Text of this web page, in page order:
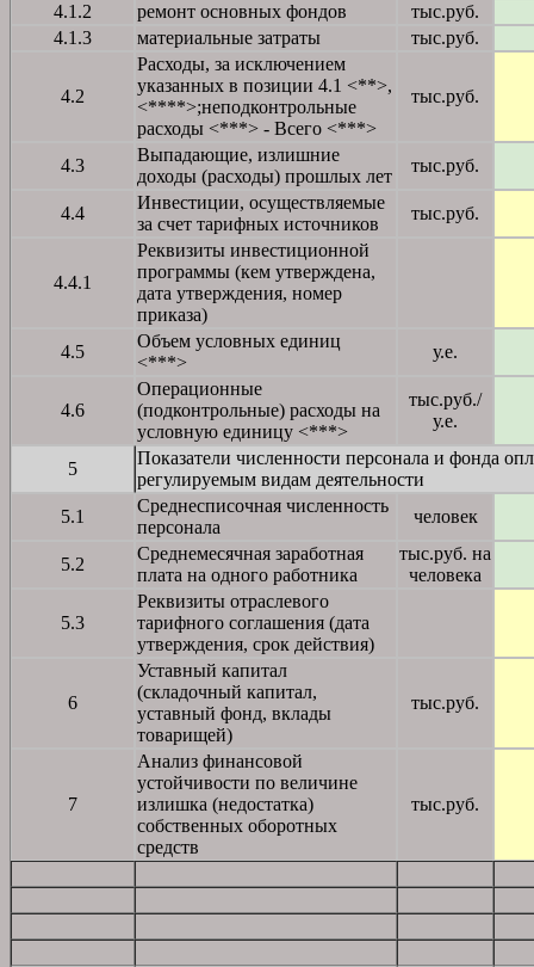
4.1.2
ремонт основных фондов
тыс.руб.
4.1.3
материальные затраты тыс.руб.
4.2
Расходы, за исключением
указанных в позиции 4.1 <**>,
<****>;неподконтрольные
расходы <***> - Всего <***>
тыс.руб.
4.3
Выпадающие, излишние
доходы (расходы) прошлых лет
тыс.руб.
4.4
Инвестиции, осуществляемые
за счет тарифных источников
тыс.руб.
4.4.1
Реквизиты инвестиционной
программы (кем утверждена,
дата утверждения, номер
приказа)
4.5
Объем условных единиц
<***>
у.е.
4.6
Операционные
(подконтрольные) расходы на
условную единицу <***>
тыс.руб./
у.е.
5
Показатели численности персонала и фонда
регулируемым видам деятельности
5.1
Среднесписочная численность
персонала
человек
5.2
Среднемесячная заработная
плата на одного работника
тыс.руб. на
человека
5.3
Реквизиты отраслевого
тарифного соглашения (дата
утверждения, срок действия)
6
Уставный капитал
(складочный капитал,
уставный фонд, вклады
товарищей)
тыс.руб.
7
Анализ финансовой
устойчивости по величине
излишка (недостатка)
собственных оборотных
средств
тыс.руб.